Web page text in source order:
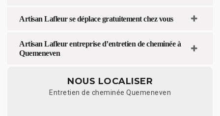
Artisan Lafleur se déplace gratuitement chez vous
Artisan Lafleur entreprise d’entretien de cheminée à
Quemeneven
NOUS LOCALISER
Entretien de cheminée Quemeneven